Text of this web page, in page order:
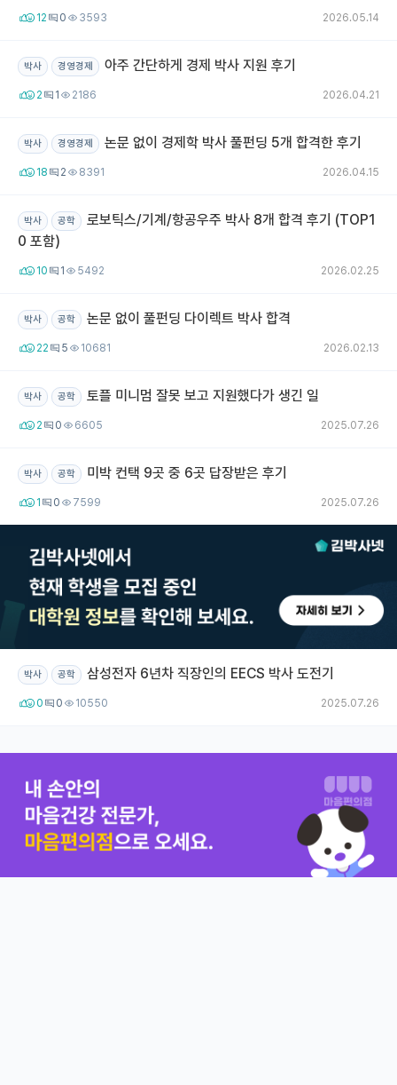
12 0 3593 2026.05.14
박사 경영경제 아주 간단하게 경제 박사 지원 후기
2 1 2186 2026.04.21
박사 경영경제 논문 없이 경제학 박사 풀펀딩 5개 합격한 후기
18 2 8391 2026.04.15
박사 공학
로보틱스/기계/항공우주 박사 8개 합격 후기 (TOP1
0 포함)
10 1 5492 2026.02.25
박사 공학 논문 없이 풀펀딩 다이렉트 박사 합격
22 5 10681 2026.02.13
박사 공학 토플 미니멈 잘못 보고 지원했다가 생긴 일
2 0 6605 2025.07.26
박사 공학 미박 컨택 9곳 중 6곳 답장받은 후기
1 0 7599 2025.07.26
박사 공학 삼성전자 6년차 직장인의 EECS 박사 도전기
0 0 10550 2025.07.26